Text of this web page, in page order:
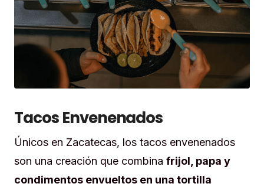
Tacos Envenenados
Únicos en Zacatecas, los tacos envenenados
son una creación que combina frijol, papa y
condimentos envueltos en una tortilla